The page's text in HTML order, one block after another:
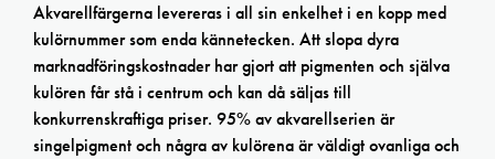
Akvarellfärgerna levereras i all sin enkelhet i en kopp med
kulörnummer som enda kännetecken. Att slopa dyra
marknadföringskostnader har gjort att pigmenten och själva
kulören får stå i centrum och kan då säljas till
konkurrenskraftiga priser. 95% av akvarellserien är
singelpigment och några av kulörena är väldigt ovanliga och